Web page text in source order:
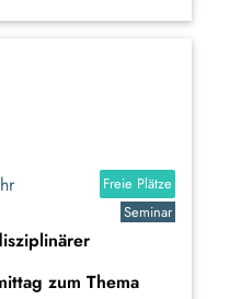
Freie Plätze
Seminar
zum Thema